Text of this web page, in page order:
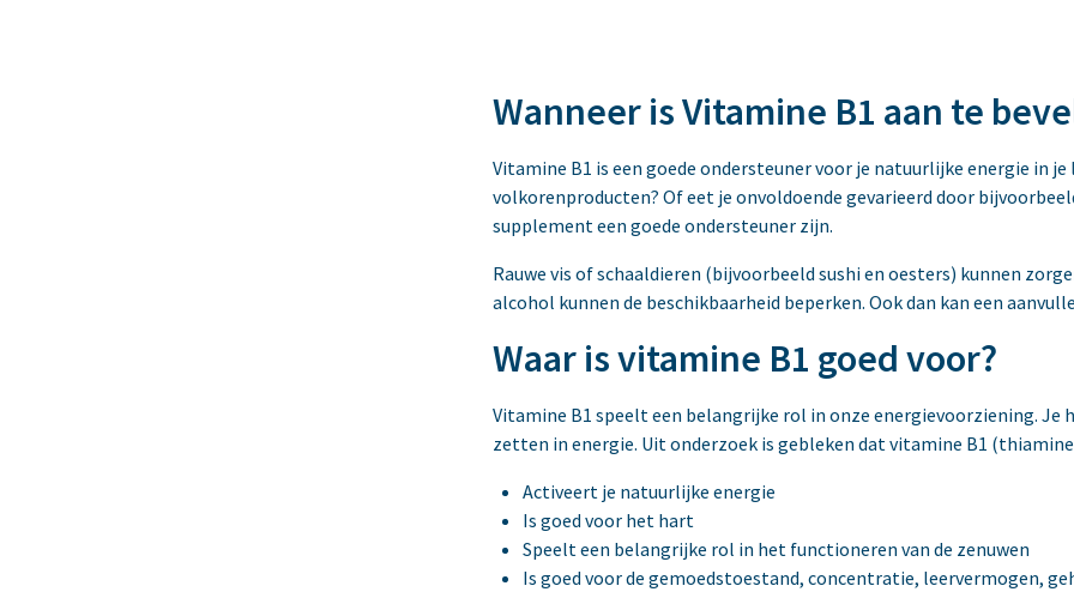
Wanneer is Vitamine B1 aan te
Vitamine B1 is een goede ondersteuner voor je natuurlijke energie in
volkorenproducten? Of eet je onvoldoende gevarieerd door
supplement een goede ondersteuner zijn.
Rauwe vis of schaaldieren (bijvoorbeeld sushi en oesters) kunnen
alcohol kunnen de beschikbaarheid beperken. Ook dan kan een
Waar is vitamine B1 goed voor?
Vitamine B1 speelt een belangrijke rol in onze energievoorziening.
zetten in energie. Uit onderzoek is gebleken dat vitamine B1
Activeert je natuurlijke energie
Is goed voor het hart
Speelt een belangrijke rol in het functioneren van de zenuwen
Is goed voor de gemoedstoestand, concentratie, leervermogen,